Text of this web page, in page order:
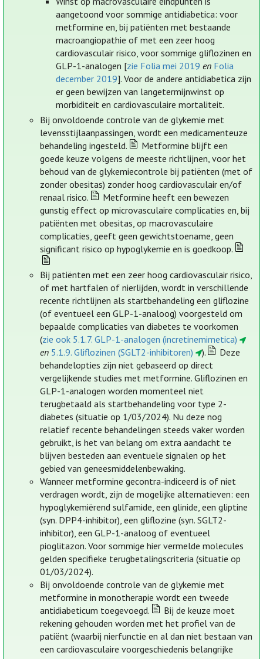
aangetoond voor sommige antidiabetica: voor
metformine en, bij patiënten met bestaande
macroangiopathie of met een zeer hoog
cardiovasculair risico, voor sommige gliflozinen en
GLP-1-analogen [zie Folia mei 2019 en Folia
december 2019]. Voor de andere antidiabetica zijn
er geen bewijzen van langetermijnwinst op
morbiditeit en cardiovasculaire mortaliteit.
Bij onvoldoende controle van de glykemie met
levensstijlaanpassingen, wordt een medicamenteuze
behandeling ingesteld.
Metformine blijft een
goede keuze volgens de meeste richtlijnen, voor het
behoud van de glykemiecontrole bij patiënten (met of
zonder obesitas) zonder hoog cardiovasculair en/of
renaal risico.
Metformine heeft een bewezen
gunstig effect op microvasculaire complicaties en, bij
patiënten met obesitas, op macrovasculaire
complicaties, geeft geen gewichtstoename, geen
significant risico op hypoglykemie en is goedkoop.
Bij patiënten met een zeer hoog cardiovasculair risico,
of met hartfalen of nierlijden, wordt in verschillende
recente richtlijnen als startbehandeling een gliflozine
(of eventueel een GLP-1-analoog) voorgesteld om
bepaalde complicaties van diabetes te voorkomen
(zie ook 5.1.7. GLP-1-analogen (incretinemimetica)
en 5.1.9. Gliflozinen (SGLT2-inhibitoren) ).
Deze
behandelopties zijn niet gebaseerd op direct
vergelijkende studies met metformine. Gliflozinen en
GLP-1-analogen worden momenteel niet
terugbetaald als startbehandeling voor type 2-
diabetes (situatie op 1/03/2024). Nu deze nog
relatief recente behandelingen steeds vaker worden
gebruikt, is het van belang om extra aandacht te
blijven besteden aan eventuele signalen op het
gebied van geneesmiddelenbewaking.
Wanneer metformine gecontra-indiceerd is of niet
verdragen wordt, zijn de mogelijke alternatieven: een
hypoglykemiërend sulfamide, een glinide, een gliptine
(syn. DPP4-inhibitor), een gliflozine (syn. SGLT2-
inhibitor), een GLP-1-analoog of eventueel
pioglitazon. Voor sommige hier vermelde molecules
gelden specifieke terugbetalingscriteria (situatie op
01/03/2024).
Bij onvoldoende controle van de glykemie met
metformine in monotherapie wordt een tweede
antidiabeticum toegevoegd.
Bij de keuze moet
rekening gehouden worden met het profiel van de
patiënt (waarbij nierfunctie en al dan niet bestaan van
een cardiovasculaire voorgeschiedenis belangrijke